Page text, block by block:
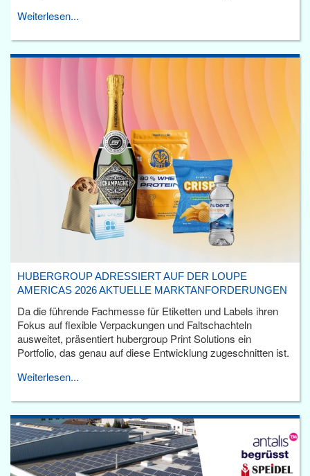
Weiterlesen...
HUBERGROUP ADRESSIERT AUF DER LOUPE
AMERICAS 2026 AKTUELLE MARKTANFORDERUNGEN
Da die führende Fachmesse für Etiketten und Labels ihren
Fokus auf flexible Verpackungen und Faltschachteln
ausweitet, präsentiert hubergroup Print Solutions ein
Portfolio, das genau auf diese Entwicklung zugeschnitten ist.
Weiterlesen...